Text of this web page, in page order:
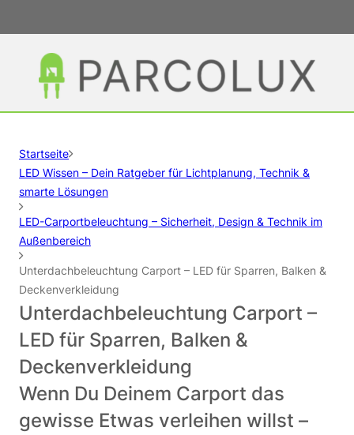
Startseite
LED Wissen – Dein Ratgeber für Lichtplanung, Technik &
smarte Lösungen
LED-Carportbeleuchtung – Sicherheit, Design & Technik im
Außenbereich
Unterdachbeleuchtung Carport – LED für Sparren, Balken &
Deckenverkleidung
Unterdachbeleuchtung Carport –
LED für Sparren, Balken &
Deckenverkleidung
Wenn Du Deinem Carport das
gewisse Etwas verleihen willst –